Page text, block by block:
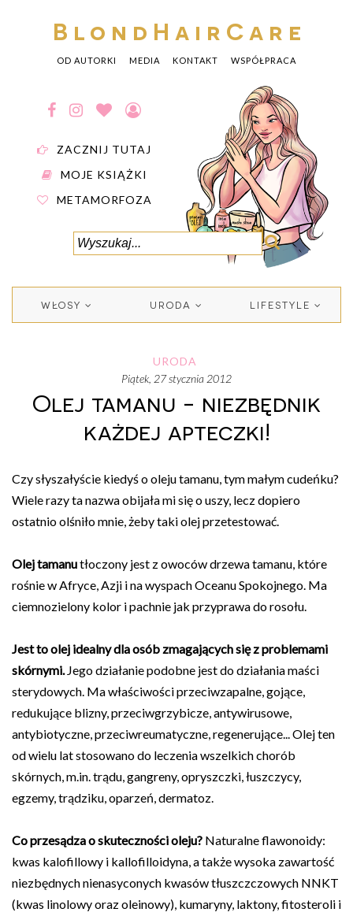
BlondHairCare
OD AUTORKI MEDIA KONTAKT WSPÓŁPRACA
ZACZNIJ TUTAJ
MOJE KSIĄŻKI
METAMORFOZA
WŁOSY URODA LIFESTYLE
URODA
piątek, 27 stycznia 2012
Olej tamanu - niezbędnik
każdej apteczki!
Czy słyszałyście kiedyś o oleju tamanu, tym małym cudeńku?
Wiele razy ta nazwa obijała mi się o uszy, lecz dopiero
ostatnio olśniło mnie, żeby taki olej przetestować.
Olej tamanutłoczony jest z owoców drzewa tamanu, które
rośnie w Afryce, Azji i na wyspach Oceanu Spokojnego. Ma
ciemnozielony kolor i pachnie jak przyprawa do rosołu.
Jest to olej idealny dla osób zmagających się z problemami
skórnymi. Jego działanie podobne jest do działania maści
sterydowych. Ma właściwości przeciwzapalne, gojące,
redukujące blizny, przeciwgrzybicze, antywirusowe,
antybiotyczne, przeciwreumatyczne, regenerujące... Olej ten
od wielu lat stosowano do leczenia wszelkich chorób
skórnych, m.in. trądu, gangreny, opryszczki, łuszczycy,
egzemy, trądziku, oparzeń, dermatoz.
Co przesądza o skuteczności oleju? Naturalne flawonoidy:
kwas kalofillowy i kallofilloidyna, a także wysoka zawartość
niezbędnych nienasyconych kwasów tłuszczczowych NNKT
(kwas linolowy oraz oleinowy), kumaryny, laktony, fitosteroli i